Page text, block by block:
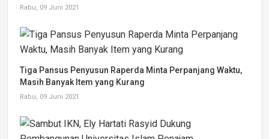
Rabu, 09 Juni 2021
Tiga Pansus Penyusun Raperda Minta Perpanjang Waktu,
Masih Banyak Item yang Kurang
Rabu, 09 Juni 2021